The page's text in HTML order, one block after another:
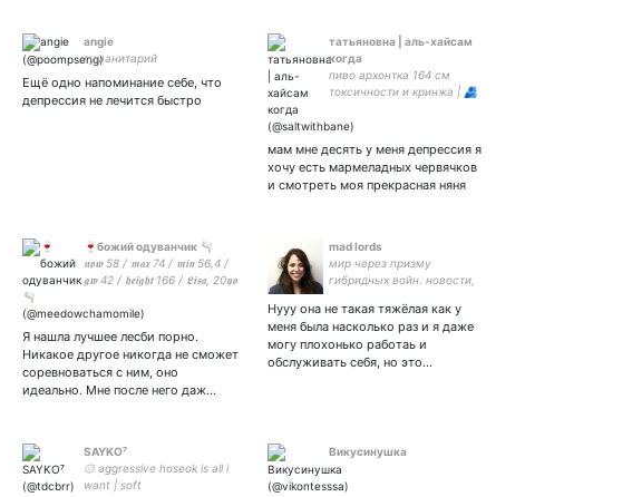
angie
гуманитарий
Ещё одно напоминание себе, что
депрессия не лечится быстро
татьяновнa | аль-хайсам
когда
пиво архонтка 164 см
токсичности и кринжа | 🫂
мам мне десять у меня депрессия я
хочу есть мармеладных червячков
и смотреть моя прекрасная няня
🍷божий одуванчик 🫗
𝖓𝖔𝖜 58 / 𝖒𝖆𝖝 74 / 𝖒𝖎𝖓 56,4 /
𝖌𝖜 42 / 𝖍𝖊𝖎𝖌𝖍𝖙 166 / 𝕷𝖎𝖘𝖆, 20𝖞𝖔
таблетки😢
Я нашла лучшее лесби порно.
Никакое другое никогда не сможет
соревноваться с ним, оно
идеально. Мне после него даж…
mad lords
мир через призму
гибридных войн. новости,
Нууу она не такая тяжёлая как у
меня была насколько раз и я даже
могу плохонько работаь и
обслуживать себя, но это…
SAYKO⁷
۞ aggressive hoseok is all i
want | soft
Викусинушка